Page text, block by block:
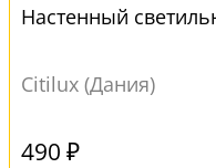
Настенный
Citilux (Дания)
490 ₽